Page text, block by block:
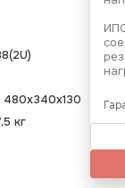
480х340х130
кг